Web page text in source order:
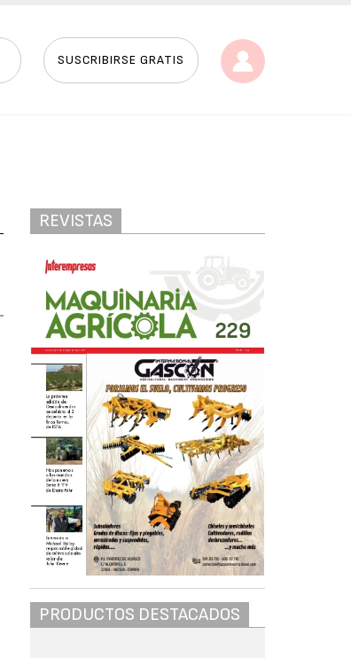
SUSCRIBIRSE GRATIS
REVISTAS
PRODUCTOS DESTACADOS